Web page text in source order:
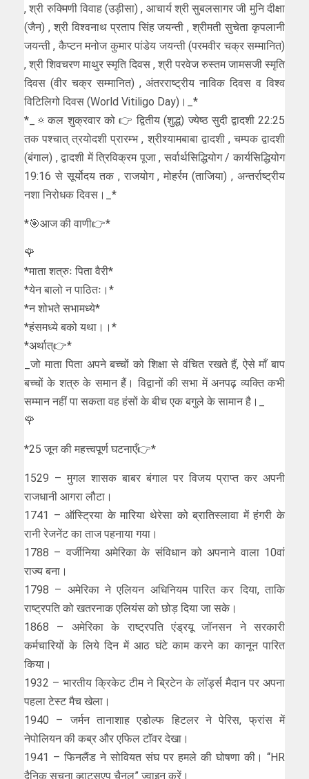
, श्री रुक्मिणी विवाह (उड़ीसा) , आचार्य श्री सुबलसागर जी मुनि दीक्षा
(जैन) , श्री विश्वनाथ प्रताप सिंह जयन्ती , श्रीमती सुचेता कृपलानी
जयन्ती , कैप्टन मनोज कुमार पांडेय जयन्ती (परमवीर चक्र सम्मानित)
, श्री शिवचरण माथुर स्मृति दिवस , श्री परवेज रुस्तम जामसजी स्मृति
दिवस (वीर चक्र सम्मानित) , अंतरराष्ट्रीय नाविक दिवस व विश्व
विटिलिगो दिवस (World Vitiligo Day)।_*
*_🔅कल शुक्रवार को 👉 द्वितीय (शुद्ध) ज्येष्ठ सुदी द्वादशी 22:25
तक पश्चात् त्रयोदशी प्रारम्भ , श्रीश्यामबाबा द्वादशी , चम्पक द्वादशी
(बंगाल) , द्वादशी में त्रिविक्रम पूजा , सर्वार्थसिद्धियोग / कार्यसिद्धियोग
19:16 से सूर्योदय तक , राजयोग , मोहर्रम (ताजिया) , अन्तर्राष्ट्रीय
नशा निरोधक दिवस।_*
*🎯आज की वाणी👉*
🌹
*माता शत्रुः पिता वैरी*
*येन बालो न पाठितः।*
*न शोभते सभामध्ये*
*हंसमध्ये बको यथा।।*
*अर्थात्👉*
_जो माता पिता अपने बच्चों को शिक्षा से वंचित रखते हैं, ऐसे माँ बाप
बच्चों के शत्रु के समान हैं। विद्वानों की सभा में अनपढ़ व्यक्ति कभी
सम्मान नहीं पा सकता वह हंसों के बीच एक बगुले के सामान है।_
🌹
*25 जून की महत्त्वपूर्ण घटनाएँ👉*
1529 – मुगल शासक बाबर बंगाल पर विजय प्राप्त कर अपनी
राजधानी आगरा लौटा।
1741 – ऑस्ट्रिया के मारिया थेरेसा को ब्रातिस्लावा में हंगरी के
रानी रेजनेंट का ताज पहनाया गया।
1788 – वर्जीनिया अमेरिका के संविधान को अपनाने वाला 10वां
राज्य बना।
1798 – अमेरिका ने एलियन अधिनियम पारित कर दिया, ताकि
राष्ट्रपति को खतरनाक एलियंस को छोड़ दिया जा सके।
1868 – अमेरिका के राष्ट्रपति एंड्रयू जॉनसन ने सरकारी
कर्मचारियों के लिये दिन में आठ घंटे काम करने का कानून पारित
किया।
1932 – भारतीय क्रिकेट टीम ने ब्रिटेन के लॉर्ड्स मैदान पर अपना
पहला टेस्ट मैच खेला।
1940 – जर्मन तानाशाह एडोल्फ हिटलर ने पेरिस, फ्रांस में
नेपोलियन की कब्र और एफिल टाॅवर देखा।
1941 – फिनलैंड ने सोवियत संघ पर हमले की घोषणा की। “HR
दैनिक सूचना व्हाट्सएप चैनल” ज्वाइन करें।